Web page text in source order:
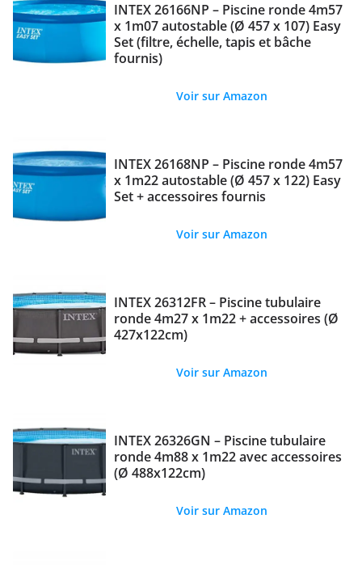
INTEX 26166NP – Piscine ronde 4m57
x 1m07 autostable (Ø 457 x 107) Easy
Set (filtre, échelle, tapis et bâche
fournis)
Voir sur Amazon
INTEX 26168NP – Piscine ronde 4m57
x 1m22 autostable (Ø 457 x 122) Easy
Set + accessoires fournis
Voir sur Amazon
INTEX 26312FR – Piscine tubulaire
ronde 4m27 x 1m22 + accessoires (Ø
427x122cm)
Voir sur Amazon
INTEX 26326GN – Piscine tubulaire
ronde 4m88 x 1m22 avec accessoires
(Ø 488x122cm)
Voir sur Amazon